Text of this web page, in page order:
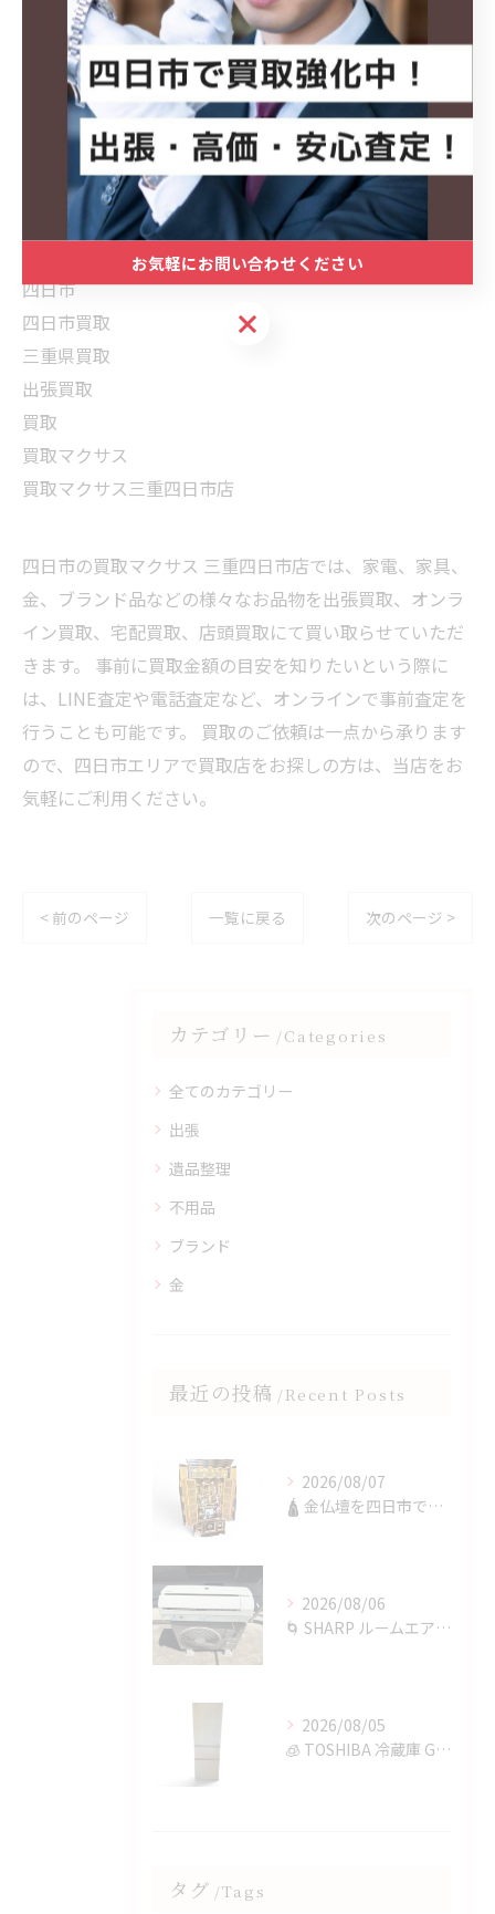
🔍 ハッシュタグ
#TOSHIBA
#東芝エアコン
#エアコン買取
#空調家電
四日市
四日市買取
三重県買取
出張買取
買取
買取マクサス
買取マクサス三重四日市店
四日市の買取マクサス 三重四日市店では、家電、家具、
金、ブランド品などの様々なお品物を出張買取、オンラ
イン買取、宅配買取、店頭買取にて買い取らせていただ
きます。 事前に買取金額の目安を知りたいという際に
は、LINE査定や電話査定など、オンラインで事前査定を
行うことも可能です。 買取のご依頼は一点から承ります
ので、四日市エリアで買取店をお探しの方は、当店をお
気軽にご利用ください。
< 前のページ 一覧に戻る 次のページ >
カテゴリー Categories
全てのカテゴリー
出張
遺品整理
不用品
ブランド
金
最近の投稿 Recent Posts
2026/08/07
🛕 金仏壇を四日市で買取✨
2026/08/06
🌀 SHARP ルームエアコンを四日市で買取✨
2026/08/05
🧊 TOSHIBA 冷蔵庫 GR-T36SVを鈴鹿市で買取✨
タグ Tags
お気軽にお問い合わせください
お気軽にお問い合わせください